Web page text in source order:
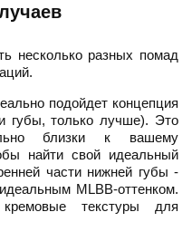
несколько разных помад
подойдет концепция
губы, только лучше). Это
близки к вашему
найти свой идеальный
части нижней губы -
MLBB-оттенком.
текстуры для